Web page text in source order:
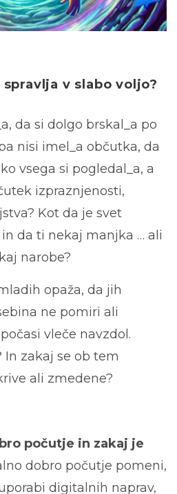
v slabo voljo?
da si dolgo brskal_a po
nisi imel_a občutka, da
vsega si pogledal_a, a
izpraznjenosti,
Kot da je svet
da ti nekaj manjka … ali
narobe?
opaža, da jih
ne pomiri ali
vleče navzdol.
zakaj se ob tem
ali zmedene?
počutje in zakaj je
dobro počutje pomeni,
digitalnih naprav,